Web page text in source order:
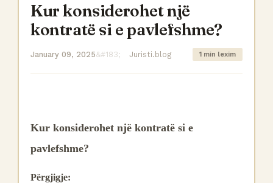
Kur konsiderohet një
kontratë si e pavlefshme?
January 09, 2025 Juristi.blog 1 min lexim
Kur konsiderohet një kontratë si e
pavlefshme?
Përgjigje: